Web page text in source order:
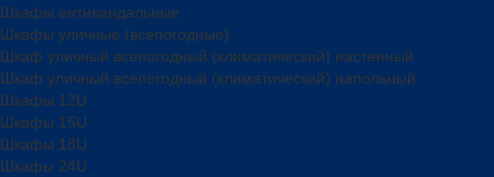
Шкафы антивандальные
Шкафы уличные (всепогодные)
Шкаф уличный всепогодный (климатический) настенный
Шкаф уличный всепогодный (климатический) напольный
Шкафы 12U
Шкафы 15U
Шкафы 18U
Шкафы 24U